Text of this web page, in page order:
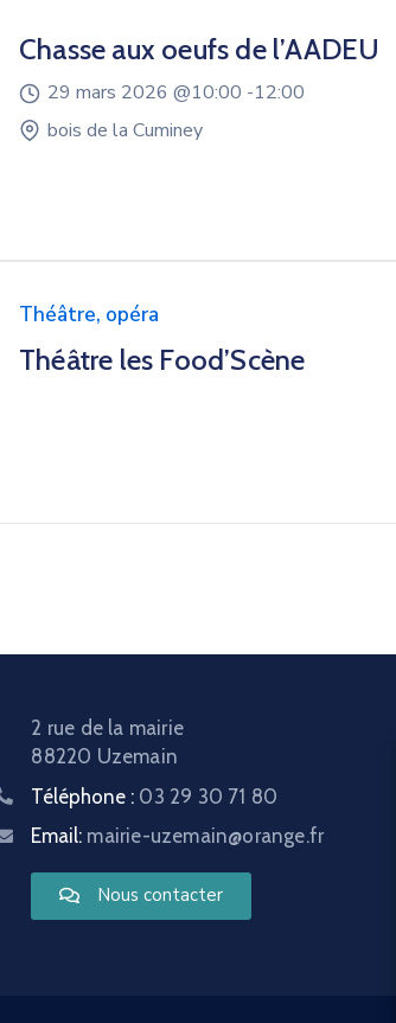
Chasse aux oeufs de l’AADEU
29 mars 2026 @10:00 -12:00
bois de la Cuminey
Théâtre, opéra
Théâtre les Food’Scène
2 rue de la mairie
88220 Uzemain
Téléphone : 03 29 30 71 80
Email: mairie-uzemain@orange.fr
Nous contacter